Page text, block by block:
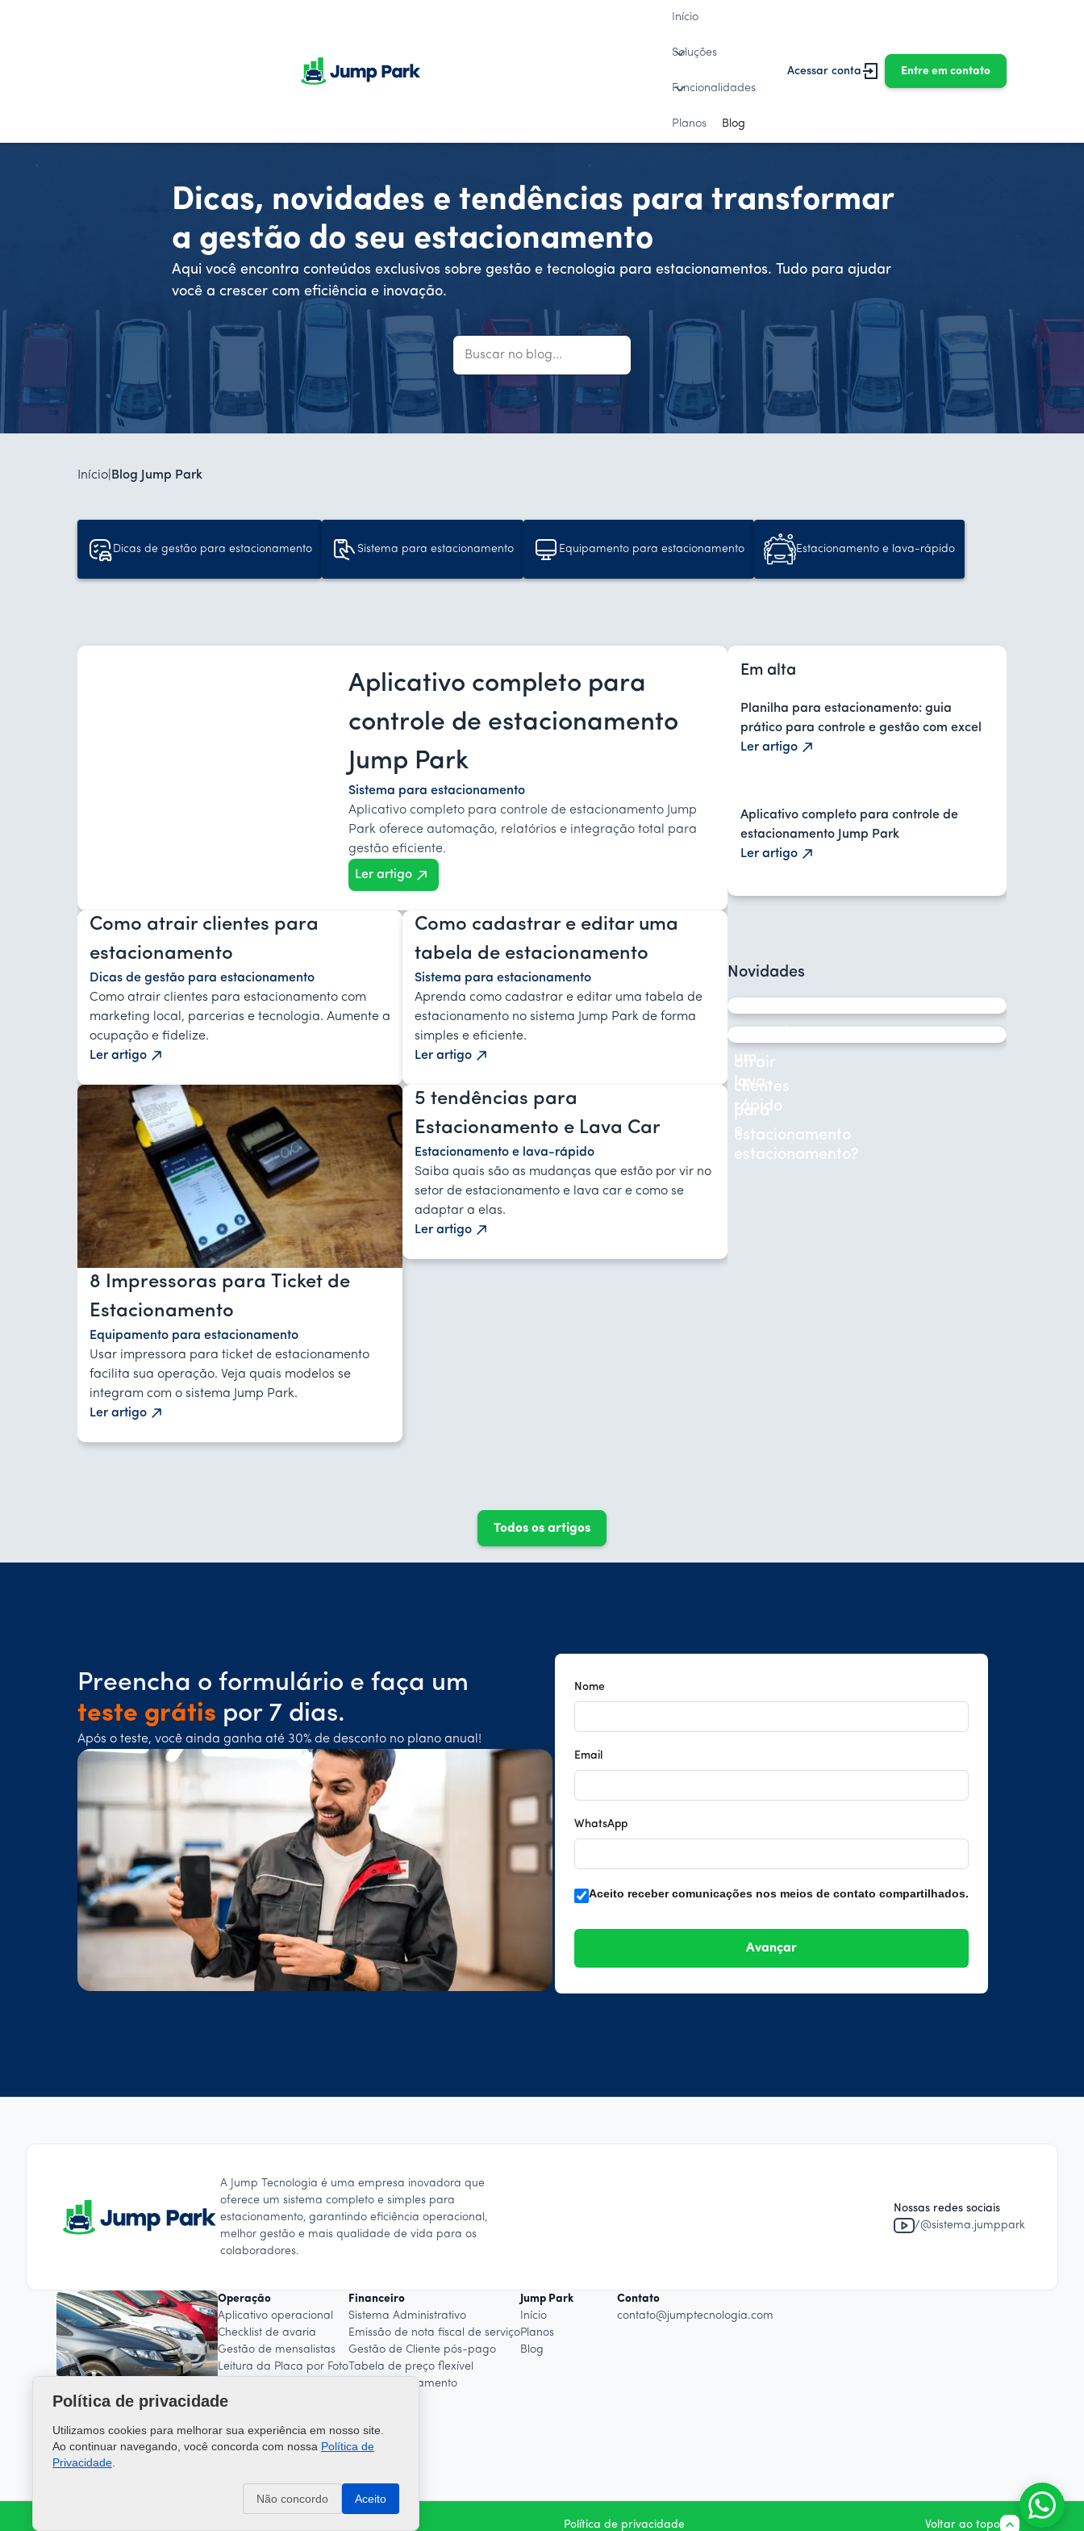
Início
Soluções
Funcionalidades
Planos Blog
Acessar conta Entre em contato
Dicas, novidades e tendências para transformar
a gestão do seu estacionamento
Aqui você encontra conteúdos exclusivos sobre gestão e tecnologia para estacionamentos. Tudo para ajudar
você a crescer com eficiência e inovação.
Início Blog Jump Park
Dicas de gestão para estacionamento Sistema para estacionamento Equipamento para estacionamento Estacionamento e lava-rápido
Aplicativo completo para
controle de estacionamento
Jump Park
Sistema para estacionamento
Aplicativo completo para controle de estacionamento Jump
Park oferece automação, relatórios e integração total para
gestão eficiente.
Ler artigo
Como atrair clientes para
estacionamento
Dicas de gestão para estacionamento
Como atrair clientes para estacionamento com
marketing local, parcerias e tecnologia. Aumente a
ocupação e fidelize.
Ler artigo
Como cadastrar e editar uma
tabela de estacionamento
Sistema para estacionamento
Aprenda como cadastrar e editar uma tabela de
estacionamento no sistema Jump Park de forma
simples e eficiente.
Ler artigo
8 Impressoras para Ticket de
Estacionamento
Equipamento para estacionamento
Usar impressora para ticket de estacionamento
facilita sua operação. Veja quais modelos se
integram com o sistema Jump Park.
Ler artigo
5 tendências para
Estacionamento e Lava Car
Estacionamento e lava-rápido
Saiba quais são as mudanças que estão por vir no
setor de estacionamento e lava car e como se
adaptar a elas.
Ler artigo
Em alta
Planilha para estacionamento: guia
prático para controle e gestão com excel
Ler artigo
Aplicativo completo para controle de
estacionamento Jump Park
Ler artigo
Novidades
Como
um
lava-
rápido
e
estacionamento?
Como
atrair
clientes
para
estacionamento
Todos os artigos
Preencha o formulário e faça um
teste grátis por 7 dias.
Após o teste, você ainda ganha até 30% de desconto no plano anual!
Nome
Email
WhatsApp
Aceito receber comunicações nos meios de contato compartilhados.
A Jump Tecnologia é uma empresa inovadora que
oferece um sistema completo e simples para
estacionamento, garantindo eficiência operacional,
melhor gestão e mais qualidade de vida para os
colaboradores.
Nossas redes sociais
/@sistema.jumppark
Operação
Aplicativo operacional
Checklist de avaria
Gestão de mensalistas
Leitura da Placa por Foto
Financeiro
Sistema Administrativo
Emissão de nota fiscal de serviço
Gestão de Cliente pós-pago
Tabela de preço flexível
Folha de Pagamento
Jump Park
Início
Planos
Blog
Contato
contato@jumptecnologia.com
Política de privacidade Voltar ao topo
Política de privacidade
Utilizamos cookies para melhorar sua experiência em nosso site.
Ao continuar navegando, você concorda com nossa Política de
Privacidade
Não concordo Aceito